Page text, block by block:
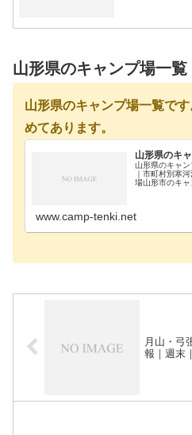
山形県のキャンプ場一覧
山形県のキャンプ場一覧で
めてあります。
山形県のキ
山形県のキャ
｜市町村別寒
場山形市のキャ
www.camp-tenki.net
月山・弓
報｜週末